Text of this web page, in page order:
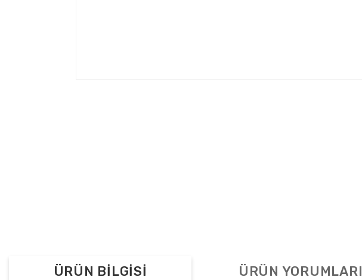
ÜRÜN BİLGİSİ ÜRÜN YORUMLARI